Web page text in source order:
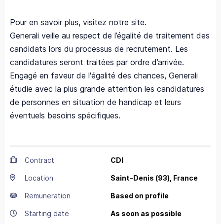
Pour en savoir plus, visitez notre site.
Generali veille au respect de l’égalité de traitement des
candidats lors du processus de recrutement. Les
candidatures seront traitées par ordre d’arrivée.
Engagé en faveur de l'égalité des chances, Generali
étudie avec la plus grande attention les candidatures
de personnes en situation de handicap et leurs
éventuels besoins spécifiques.
Contract CDI
Location Saint-Denis (93), France
Remuneration Based on profile
Starting date As soon as possible